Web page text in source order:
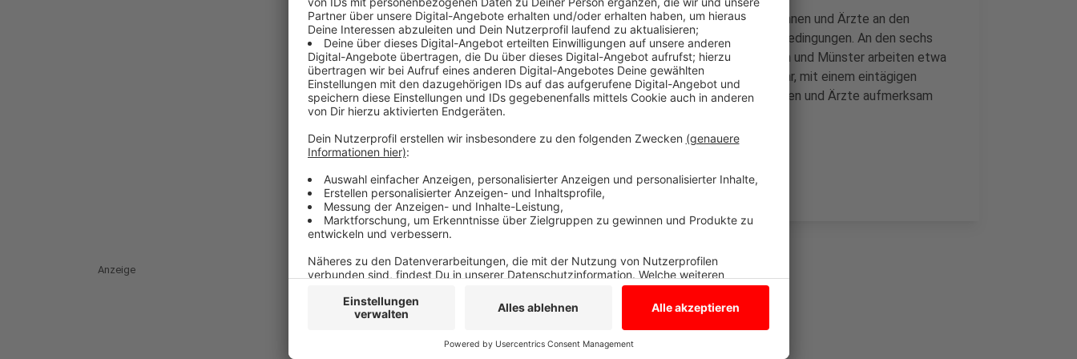
Die Ärztekammer Westfalen-Lippe (ÄKWL) unterstützt die Ärztinnen und Ärzte an den
Universitätskliniken in NRW bei ihrem Kampf um bessere Arbeitsbedingungen. An den sechs
NRW-Universitätskliniken in Aachen, Bonn, Düsseldorf, Essen, Köln und Münster arbeiten etwa
6000 Ärztinnen und Ärzte, die am kommenden Dienstag, 4. Februar, mit einem eintägigen
Warnstreik auf die schlechten Arbeitsbedingungen für die Ärztinnen und Ärzte aufmerksam
machen werden.
Anzeige